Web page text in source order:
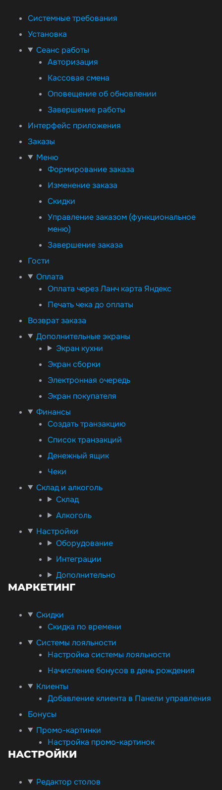
Системные требования
Установка
Сеанс работы
Авторизация
Кассовая смена
Оповещение об обновлении
Завершение работы
Интерфейс приложения
Заказы
Меню
Формирование заказа
Изменение заказа
Скидки
Управление заказом (функциональное
меню)
Завершение заказа
Гости
Оплата
Оплата через Ланч карта Яндекс
Печать чека до оплаты
Возврат заказа
Дополнительные экраны
Экран кухни
Экран сборки
Электронная очередь
Экран покупателя
Финансы
Создать транзакцию
Список транзакций
Денежный ящик
Чеки
Склад и алкоголь
Склад
Алкоголь
Настройки
Оборудование
Интеграции
Дополнительно
МАРКЕТИНГ
Скидки
Скидка по времени
Системы лояльности
Настройка системы лояльности
Начисление бонусов в день рождения
Клиенты
Добавление клиента в Панели управления
Бонусы
Промо-картинки
Настройка промо-картинок
НАСТРОЙКИ
Редактор столов